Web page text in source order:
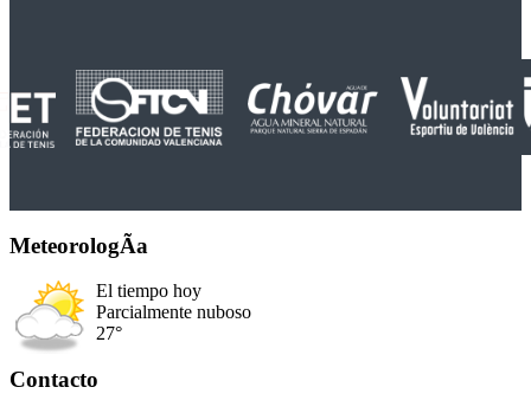
MeteorologÃ­a
El tiempo hoy
Parcialmente nuboso
27°
Contacto